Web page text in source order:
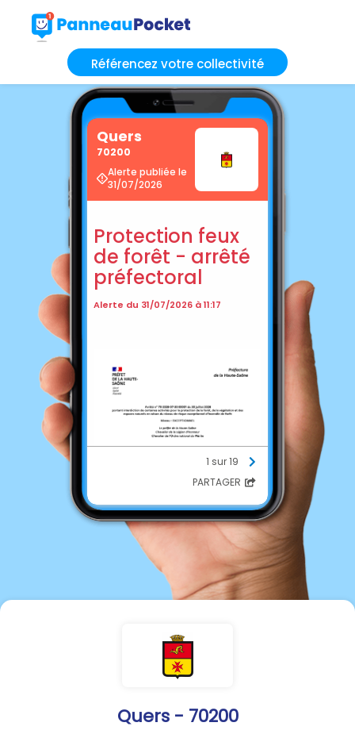
Référencez votre collectivité
Quers - 70200
Quers
70200
Alerte publiée le
31/07/2026
Protection feux
de forêt - arrêté
préfectoral
Alerte du 31/07/2026 à 11:17
1 sur 19
PARTAGER